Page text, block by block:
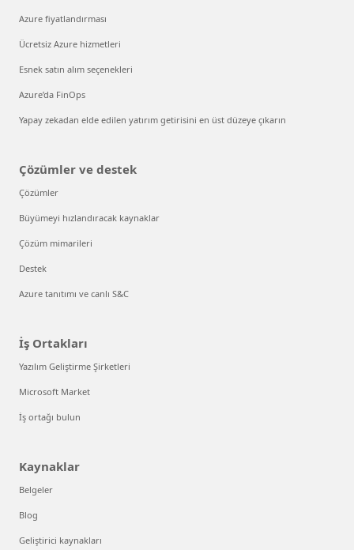
Azure fiyatlandırması
Ücretsiz Azure hizmetleri
Esnek satın alım seçenekleri
Azure’da FinOps
Yapay zekadan elde edilen yatırım getirisini en üst düzeye çıkarın
Çözümler ve destek
Çözümler
Büyümeyi hızlandıracak kaynaklar
Çözüm mimarileri
Destek
Azure tanıtımı ve canlı S&C
İş Ortakları
Yazılım Geliştirme Şirketleri
Microsoft Market
İş ortağı bulun
Kaynaklar
Belgeler
Blog
Geliştirici kaynakları